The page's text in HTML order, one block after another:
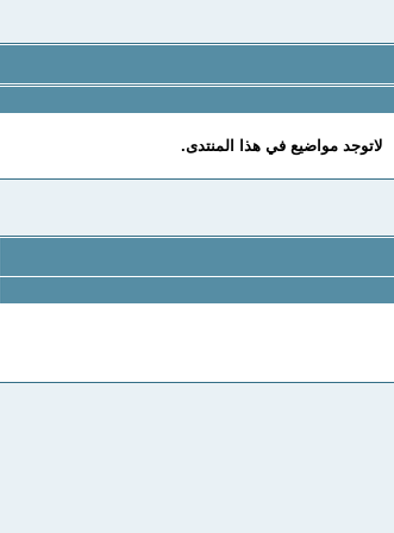
لاتوجد مواضيع في هذا المنتدى.